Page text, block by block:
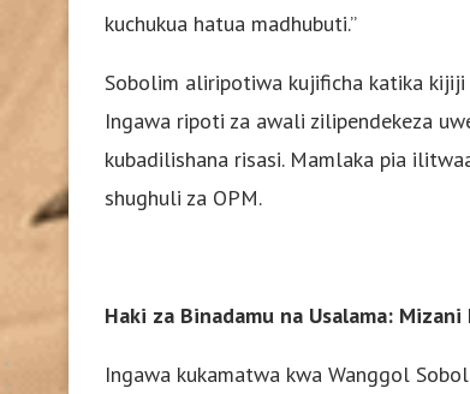
kuchukua hatua madhubuti.”
Sobolim aliripotiwa kujificha katika
Ingawa ripoti za awali zilipendekeza
kubadilishana risasi. Mamlaka pia
shughuli za OPM.
Haki za Binadamu na Usalama: Mizani
Ingawa kukamatwa kwa Wanggol